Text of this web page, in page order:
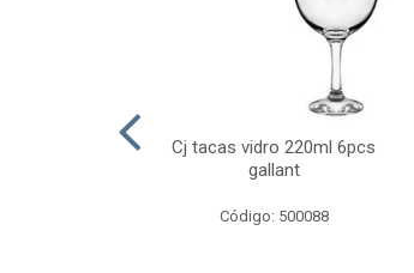
Cj tacas vidro 220ml 6pcs
gallant
Código: 500088